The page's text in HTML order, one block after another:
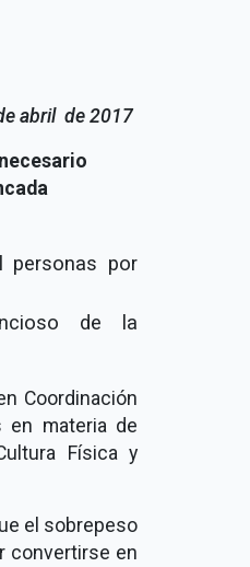
abril de 2017
personas por
de la
Coordinación
en materia de
Física y
el sobrepeso
convertirse en